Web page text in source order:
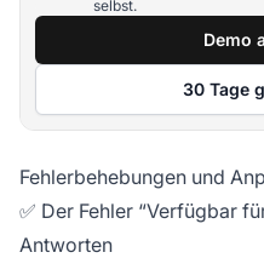
selbst.
Demo
30 Tage
Fehlerbehebungen und
✅ Der Fehler “Verfügbar
Antworten